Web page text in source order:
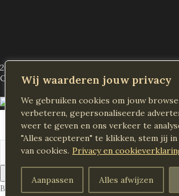
Wij waarderen jouw privacy
We gebruiken cookies om jouw
verbeteren, gepersonaliseerde
weer te geven en ons verkeer te
"Alles accepteren" te klikken, stem jij
van cookies. Privacy en
Aanpassen Alles afwijzen
2026 Alle rechten voorbehouden
Created by
Begin met typen om producten te zien die u
Winkel
Verlanglijst
Winkelwagen
Account